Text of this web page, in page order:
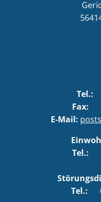
Tel.:
Fax:
E-Mail:
Tel.:
Tel.: